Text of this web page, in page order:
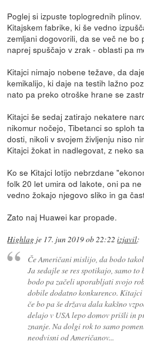
Poglej si izpuste toplogrednih
Kitajskem fabrike, ki še vedno
zemljani dogovorili, da se več ne bo
naprej spuščajo v zrak - oblasti pa
Kitajci nimajo nobene težave, da
kemikalijo, ki daje na testih lažno
nato pa preko otroške hrane se
Kitajci še sedaj zatirajo nekatere
nikomur nočejo, Tibetanci so sploh
dosti, nikoli v svojem življenju niso
Kitajci žokat in nadlegovat, z neko
Ko se Kitajci lotijo nebrzdane
folk 20 let umira od lakote, oni pa
vedno žokajo njegovo sliko in ga
Zato naj Huawei kar propade.
Highlag je 17. jun 2019 ob 22:22 izjavil:
Če Američani mislijo, da bodo
Ja sedajle se res spotikajo, samo
bodo pa začeli uporabljati svojo
dobile dodatno konkurenco.
če bo pa še država dala kakšno
delajo v USA lepo domov prišli in
znanje. Na dolgi rok to samo
neodvisni od Američanov...